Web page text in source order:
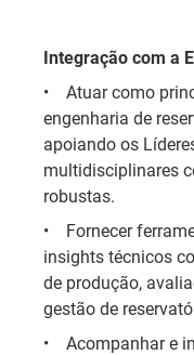
Integração com a
•
Atuar como
engenharia de
apoiando os
multidisciplinares
robustas.
•
Fornecer
insights técnicos
de produção,
gestão de
•
Acompanhar e